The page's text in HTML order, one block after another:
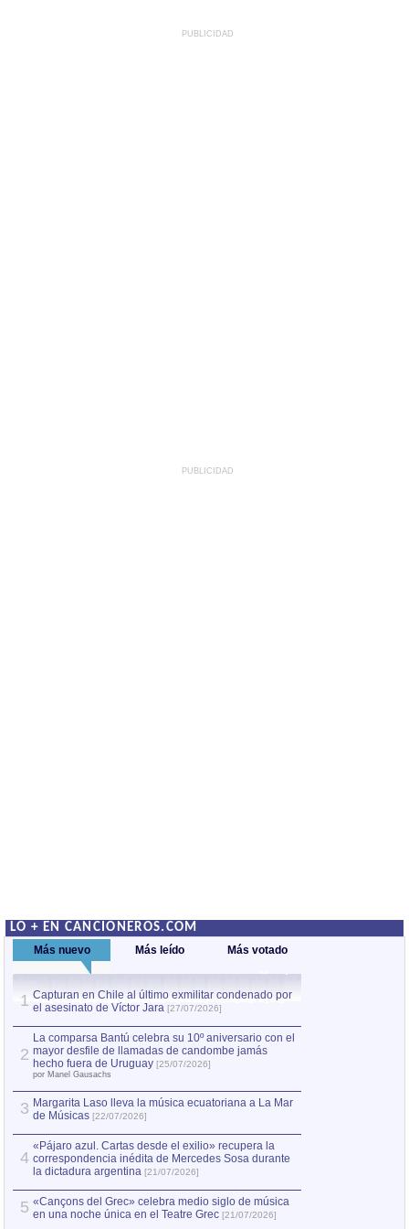
PUBLICIDAD
PUBLICIDAD
LO + EN CANCIONEROS.COM
Más nuevo Más leído Más votado
1 Capturan en Chile al último exmilitar condenado por
el asesinato de Víctor Jara [27/07/2026]
2
La comparsa Bantú celebra su 10º aniversario con el
mayor desfile de llamadas de candombe jamás
hecho fuera de Uruguay [25/07/2026]
por Manel Gausachs
3 Margarita Laso lleva la música ecuatoriana a La Mar
de Músicas [22/07/2026]
4
«Pájaro azul. Cartas desde el exilio» recupera la
correspondencia inédita de Mercedes Sosa durante
la dictadura argentina [21/07/2026]
5 «Cançons del Grec» celebra medio siglo de música
en una noche única en el Teatre Grec [21/07/2026]